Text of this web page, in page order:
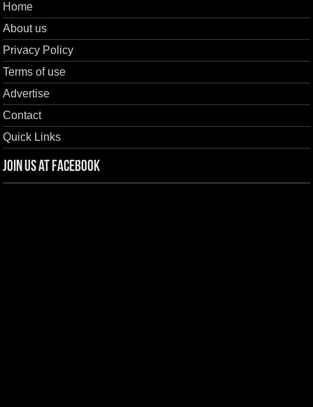
Home
About us
Privacy Policy
Terms of use
Advertise
Contact
Quick Links
Join us at Facebook